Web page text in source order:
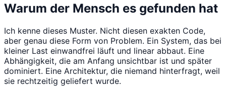
Warum der Mensch es gefunden hat
Ich kenne dieses Muster. Nicht diesen exakten Code,
aber genau diese Form von Problem. Ein System, das bei
kleiner Last einwandfrei läuft und linear abbaut. Eine
Abhängigkeit, die am Anfang unsichtbar ist und später
dominiert. Eine Architektur, die niemand hinterfragt, weil
sie rechtzeitig geliefert wurde.